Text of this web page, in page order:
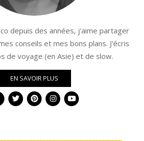
depuis des années, j'aime partager
conseils et mes bons plans. J'écris
de voyage (en Asie) et de slow.
EN SAVOIR PLUS